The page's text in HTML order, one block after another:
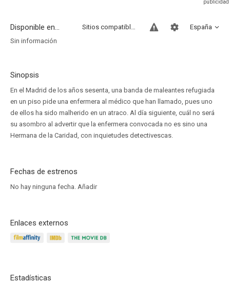
Disponible en... España
Sitios compatibles
Sin información
Sinopsis
En el Madrid de los años sesenta, una banda de maleantes refugiada
en un piso pide una enfermera al médico que han llamado, pues uno
de ellos ha sido malherido en un atraco. Al día siguiente, cuál no será
su asombro al advertir que la enfermera convocada no es sino una
Hermana de la Caridad, con inquietudes detectivescas.
Fechas de estrenos
No hay ninguna fecha. Añadir
Enlaces externos
Estadísticas